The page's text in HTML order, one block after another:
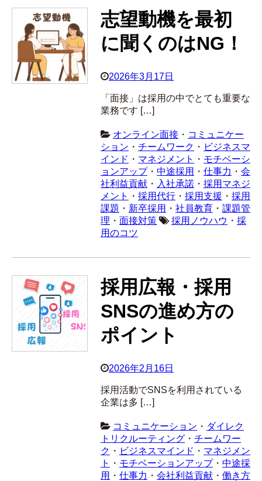
志望動機を最初
に聞くのはNG！
2026年3月17日
「面接」は採用の中でとても重要な
業務です […]
オンライン面接 ・ コミュニケー
ション ・ チームワーク ・ ビジネスマ
インド ・ マネジメント ・ モチベーシ
ョンアップ・ 中途採用 ・ 仕事力 ・ 会
社利益貢献 ・ 入社承諾 ・ 採用マネジ
メント
・ 採用代行 ・ 採用支援 ・ 採用
課題 ・ 新卒採用 ・ 社員教育 ・ 課題管
理 ・ 面接対策 採用ノウハウ ・ 採
用のコツ
採用広報・採用
SNSの進め方の
ポイント
2026年2月16日
採用活動でSNSを利用されている
企業は多 […]
コミュニケーション ・ ダイレク
トリクルーティング ・ チームワー
ク ・ ビジネスマインド ・ マネジメン
ト
・ モチベーションアップ・ 中途採
用 ・ 仕事力 ・ 会社利益貢献 ・ 働き方